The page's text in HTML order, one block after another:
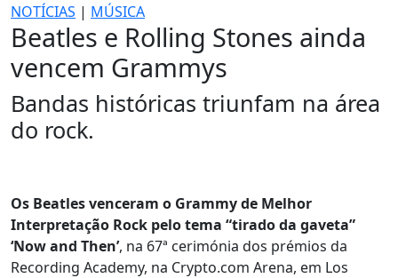
NOTÍCIAS | MÚSICA
Beatles e Rolling Stones ainda
vencem Grammys
Bandas históricas triunfam na área
do rock.
Os Beatles venceram o Grammy de Melhor
Interpretação Rock pelo tema “tirado da gaveta”
‘Now and Then’, na 67ª cerimónia dos prémios da
Recording Academy, na Crypto.com Arena, em Los